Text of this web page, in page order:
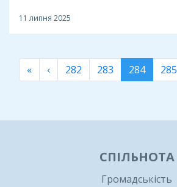
11 липня 2025
« ‹ 282 283 284 285
СПІЛЬНОТА
Громадськість